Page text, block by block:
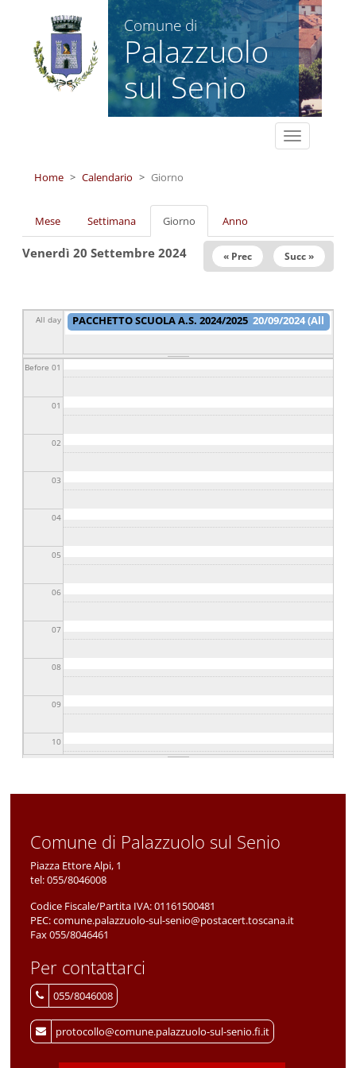
Salta al contenuto principale
Comune di
Palazzuolo
sul Senio
Toggle
navigation
Home
Calendario Giorno
Schede primarie
Mese Settimana Giorno (scheda
attiva)
Anno
Venerdì 20 Settembre 2024 « Prec Succ »
All day PACCHETTO SCUOLA A.S. 2024/2025 20/09/2024 (All
day)
Before 01
01
02
03
04
05
06
07
08
09
10
15
16
17
18
Comune di Palazzuolo sul Senio
Piazza Ettore Alpi, 1
tel:055/8046008
Codice Fiscale/Partita IVA:01161500481
PEC:comune.palazzuolo-sul-senio@postacert.toscana.it
Fax 055/8046461
Per contattarci
055/8046008
protocollo@comune.palazzuolo-sul-senio.fi.it